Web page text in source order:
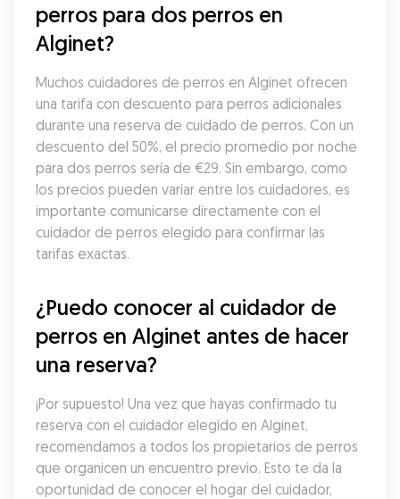
perros para dos perros en
Alginet?
Muchos cuidadores de perros en Alginet ofrecen
una tarifa con descuento para perros adicionales
durante una reserva de cuidado de perros. Con un
descuento del 50%, el precio promedio por noche
para dos perros sería de €29. Sin embargo, como
los precios pueden variar entre los cuidadores, es
importante comunicarse directamente con el
cuidador de perros elegido para confirmar las
tarifas exactas.
¿Puedo conocer al cuidador de
perros en Alginet antes de hacer
una reserva?
¡Por supuesto! Una vez que hayas confirmado tu
reserva con el cuidador elegido en Alginet,
recomendamos a todos los propietarios de perros
que organicen un encuentro previo. Esto te da la
oportunidad de conocer el hogar del cuidador,